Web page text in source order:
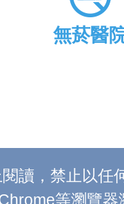
無菸醫
讀，禁止以任
等瀏覽器